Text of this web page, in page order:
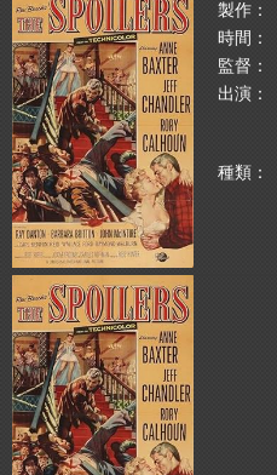
製作
時間
監督
出演
種類